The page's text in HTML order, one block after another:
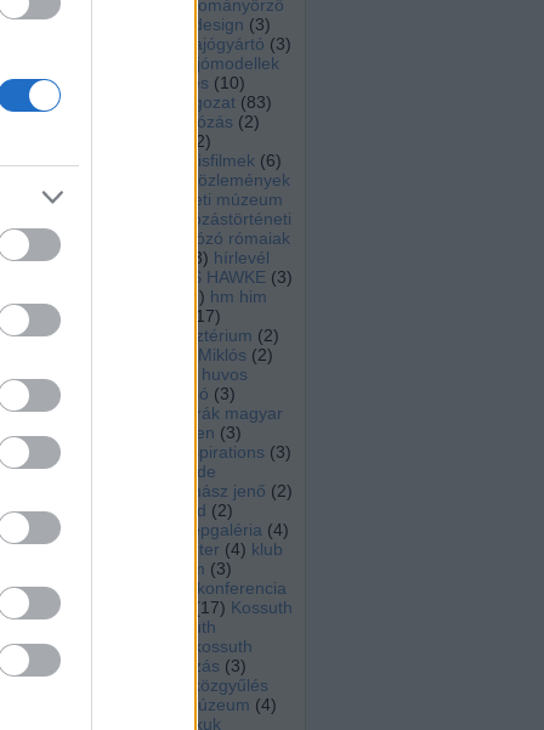
hagyományőrző
hajodesign (3)
hajógyártó (3)
hajómodellek
hajómodellezés (10)
hajómodellező tagozat (83)
hajózás (2)
2)
hajózástörténeti kisfilmek (6)
hajózástörténeti közlemények
(
hajózástörténeti múzeum
hajózástörténeti
Hajózó rómaiak
3) hírlevél
HMS HAWKE (3)
) hm him
17)
honvédelmi minisztérium (2)
Horthy Miklós (2)
huvos
inforádió (3)
Innováció az osztrák magyar
haditengerészetben (3)
Inspirations (3)
Izolde
juhász jenő (2)
Jütland (2)
képgaléria (4)
klaszter (4) klub
komárom (3)
konferencia
(17) Kossuth
Kossuth
kossuth
koszorúzás (3)
közgyűlés
közlekedési múzeum (4)
kuk